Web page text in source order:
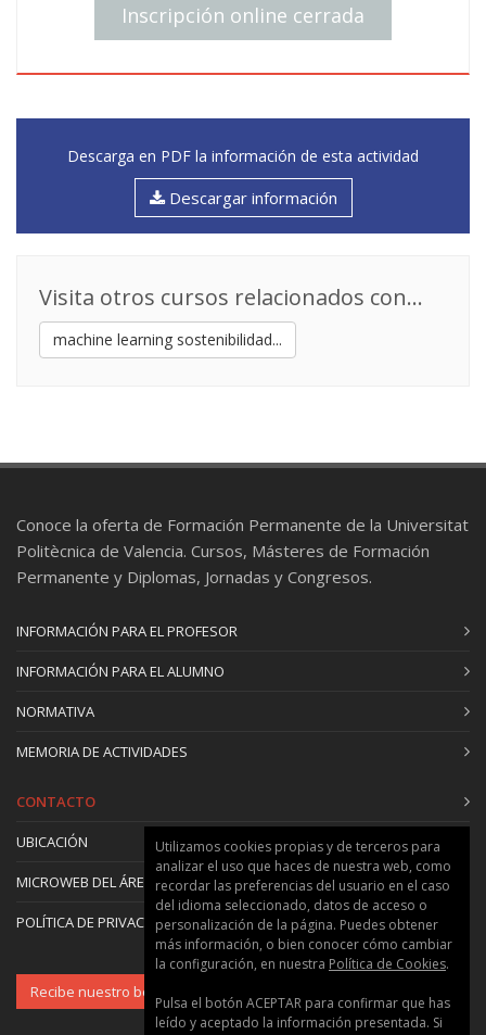
Inscripción online cerrada
Descarga en PDF la información de esta actividad
Descargar información
Visita otros cursos relacionados con...
machine learning sostenibilidad...
Conoce la oferta de Formación Permanente de la Universitat
Politècnica de Valencia. Cursos, Másteres de Formación
Permanente y Diplomas, Jornadas y Congresos.
INFORMACIÓN PARA EL PROFESOR
INFORMACIÓN PARA EL ALUMNO
NORMATIVA
MEMORIA DE ACTIVIDADES
CONTACTO
UBICACIÓN
MICROWEB DEL ÁREA
POLÍTICA DE PRIVACIDAD Y COOKIES
Recibe nuestro boletín
Utilizamos cookies propias y de terceros para
analizar el uso que haces de nuestra web, como
recordar las preferencias del usuario en el caso
del idioma seleccionado, datos de acceso o
personalización de la página. Puedes obtener
más información, o bien conocer cómo cambiar
la configuración, en nuestra Política de Cookies.
Pulsa el botón ACEPTAR para confirmar que has
leído y aceptado la información presentada. Si